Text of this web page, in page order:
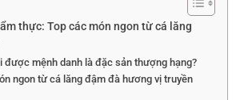
thực: Top các món ngon từ cá lăng
được mệnh danh là đặc sản thượng hạng?
ngon từ cá lăng đậm đà hương vị truyền